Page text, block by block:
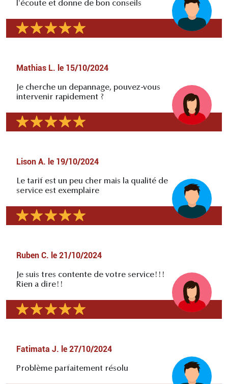
l'écoute et donne de bon conseils
Mathias L. le 15/10/2024
Je cherche un depannage, pouvez-vous
intervenir rapidement ?
Lison A. le 19/10/2024
Le tarif est un peu cher mais la qualité de
service est exemplaire
Ruben C. le 21/10/2024
Je suis tres contente de votre service!!!
Rien a dire!!
Fatimata J. le 27/10/2024
Problème parfaitement résolu